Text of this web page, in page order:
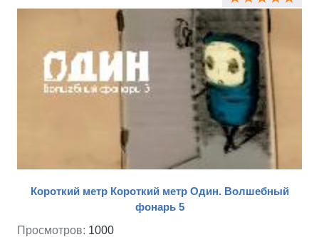
Короткий метр Короткий метр Один. Волшебный
фонарь 5
Просмотров: 1000